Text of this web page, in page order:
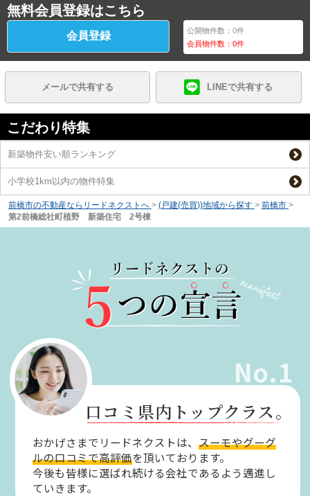
無料会員登録はこちら
会員登録 公開物件数：0件
会員物件数：0件
メールで共有する LINEで共有する
こだわり特集
新築物件安い順ランキング
小学校1km以内の物件特集
前橋市の不動産ならリードネクストへ > (戸建(売買))地域から探す > 前橋市 >
第2前橋総社町植野 新築住宅 2号棟
No.1
口コミ県内トップクラス。
おかげさまでリードネクストは、スーモやグーグ
ルの口コミで高評価を頂いております。
今後も皆様に選ばれ続ける会社であるよう邁進し
ていきます。